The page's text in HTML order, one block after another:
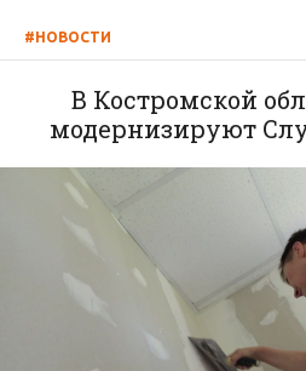
#НОВОСТИ
В Костромской
модернизируют